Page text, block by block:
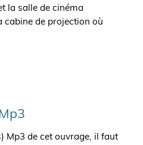
la salle de cinéma
cabine de projection où
Mp3 de cet ouvrage, il faut